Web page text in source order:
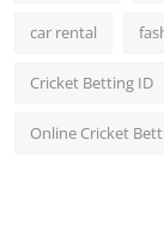
car rental
Cricket Betting ID
Online Cricket